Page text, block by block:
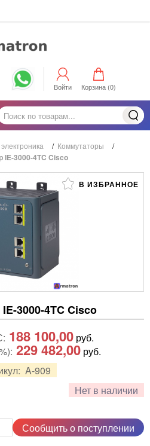
Войти Корзина (0)
/ Коммутаторы /
IE-3000-4TC Cisco
В ИЗБРАННОЕ
3000-4TC Cisco
A-909
Нет в наличии
188 100,00руб.
229 482,00 руб.
Сообщить о поступлении